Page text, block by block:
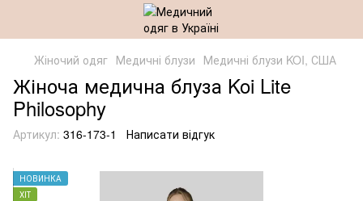
Жіночий одяг Медичні блузи Медичні блузи KOI, США
Жіноча медична блуза Koi Lite
Philosophy
Артикул: 316-173-1 Написати відгук
НОВИНКА
ХІТ